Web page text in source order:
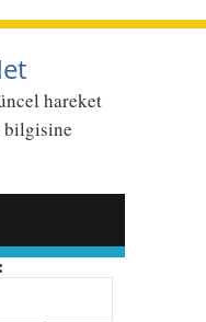
hareket
bilgisine